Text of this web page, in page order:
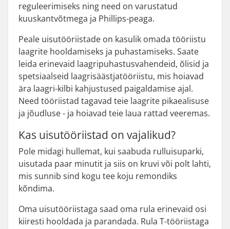
reguleerimiseks ning need on varustatud
kuuskantvõtmega ja Phillips-peaga.
Peale uisutööriistade on kasulik omada tööriistu
laagrite hooldamiseks ja puhastamiseks. Saate
leida erinevaid laagripuhastusvahendeid, õlisid ja
spetsiaalseid laagrisäästjatööriistu, mis hoiavad
ära laagri-kilbi kahjustused paigaldamise ajal.
Need tööriistad tagavad teie laagrite pikaealisuse
ja jõudluse - ja hoiavad teie laua rattad veeremas.
Kas uisutööriistad on vajalikud?
Pole midagi hullemat, kui saabuda rulluisuparki,
uisutada paar minutit ja siis on kruvi või polt lahti,
mis sunnib sind kogu tee koju remondiks
kõndima.
Oma uisutööriistaga saad oma rula erinevaid osi
kiiresti hooldada ja parandada. Rula T-tööriistaga